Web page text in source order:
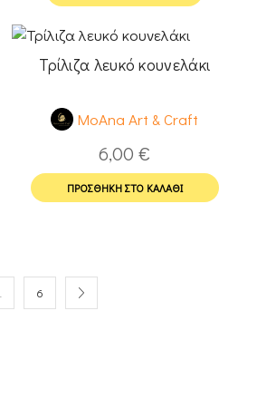
Τρίλιζα λευκό κουνελάκι
MoAna Art & Craft
6,00€
ΠΡΟΣΘΉΚΗ ΣΤΟ ΚΑΛΆΘΙ
6